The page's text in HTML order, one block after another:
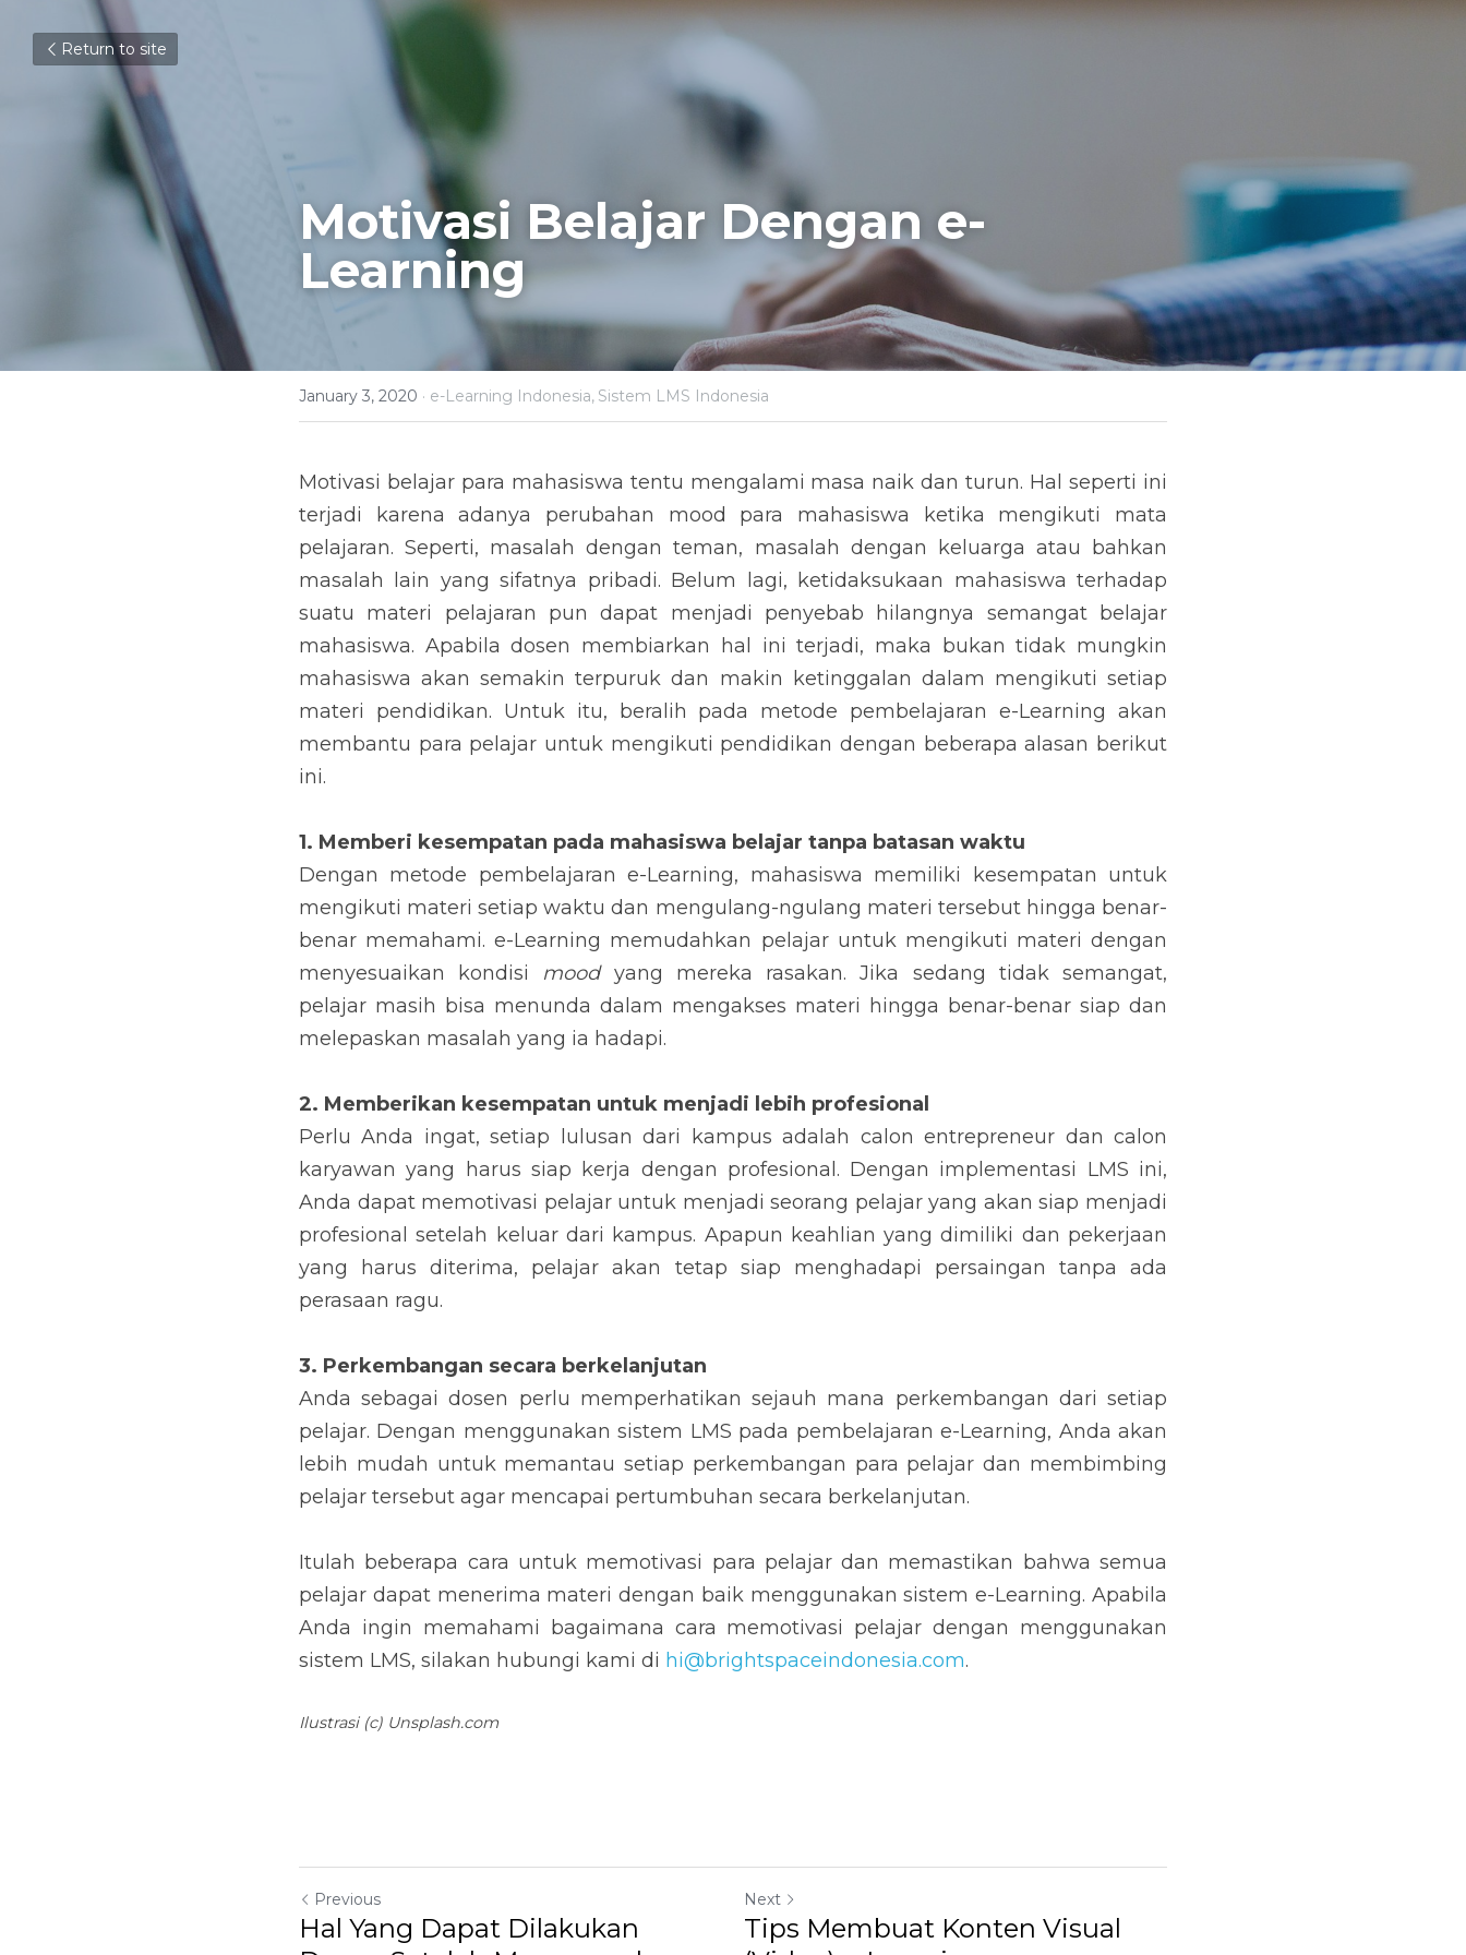
Return to site
Motivasi Belajar Dengan e-
Learning
January 3, 2020 · e-Learning Indonesia, Sistem LMS Indonesia
Motivasi belajar para mahasiswa tentu mengalami masa naik dan turun. Hal seperti ini
terjadi karena adanya perubahan mood para mahasiswa ketika mengikuti mata
pelajaran. Seperti, masalah dengan teman, masalah dengan keluarga atau bahkan
masalah lain yang sifatnya pribadi. Belum lagi, ketidaksukaan mahasiswa terhadap
suatu materi pelajaran pun dapat menjadi penyebab hilangnya semangat belajar
mahasiswa. Apabila dosen membiarkan hal ini terjadi, maka bukan tidak mungkin
mahasiswa akan semakin terpuruk dan makin ketinggalan dalam mengikuti setiap
materi pendidikan. Untuk itu, beralih pada metode pembelajaran e-Learning akan
membantu para pelajar untuk mengikuti pendidikan dengan beberapa alasan berikut
ini.
1. Memberi kesempatan pada mahasiswa belajar tanpa batasan waktu
Dengan metode pembelajaran e-Learning, mahasiswa memiliki kesempatan untuk
mengikuti materi setiap waktu dan mengulang-ngulang materi tersebut hingga benar-
benar memahami. e-Learning memudahkan pelajar untuk mengikuti materi dengan
menyesuaikan kondisi mood yang mereka rasakan. Jika sedang tidak semangat,
pelajar masih bisa menunda dalam mengakses materi hingga benar-benar siap dan
melepaskan masalah yang ia hadapi.
2. Memberikan kesempatan untuk menjadi lebih profesional
Perlu Anda ingat, setiap lulusan dari kampus adalah calon entrepreneur dan calon
karyawan yang harus siap kerja dengan profesional. Dengan implementasi LMS ini,
Anda dapat memotivasi pelajar untuk menjadi seorang pelajar yang akan siap menjadi
profesional setelah keluar dari kampus. Apapun keahlian yang dimiliki dan pekerjaan
yang harus diterima, pelajar akan tetap siap menghadapi persaingan tanpa ada
perasaan ragu.
3. Perkembangan secara berkelanjutan
Anda sebagai dosen perlu memperhatikan sejauh mana perkembangan dari setiap
pelajar. Dengan menggunakan sistem LMS pada pembelajaran e-Learning, Anda akan
lebih mudah untuk memantau setiap perkembangan para pelajar dan membimbing
pelajar tersebut agar mencapai pertumbuhan secara berkelanjutan.
Itulah beberapa cara untuk memotivasi para pelajar dan memastikan bahwa semua
pelajar dapat menerima materi dengan baik menggunakan sistem e-Learning. Apabila
Anda ingin memahami bagaimana cara memotivasi pelajar dengan menggunakan
sistem LMS, silakan hubungi kami di hi@brightspaceindonesia.com.
Ilustrasi (c) Unsplash.com
Previous
Hal Yang Dapat Dilakukan
Next
Tips Membuat Konten Visual